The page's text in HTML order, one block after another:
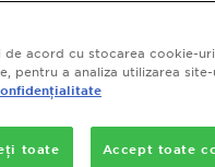
de acord cu stocarea cookie-
pentru a analiza utilizarea
toate Accept toate